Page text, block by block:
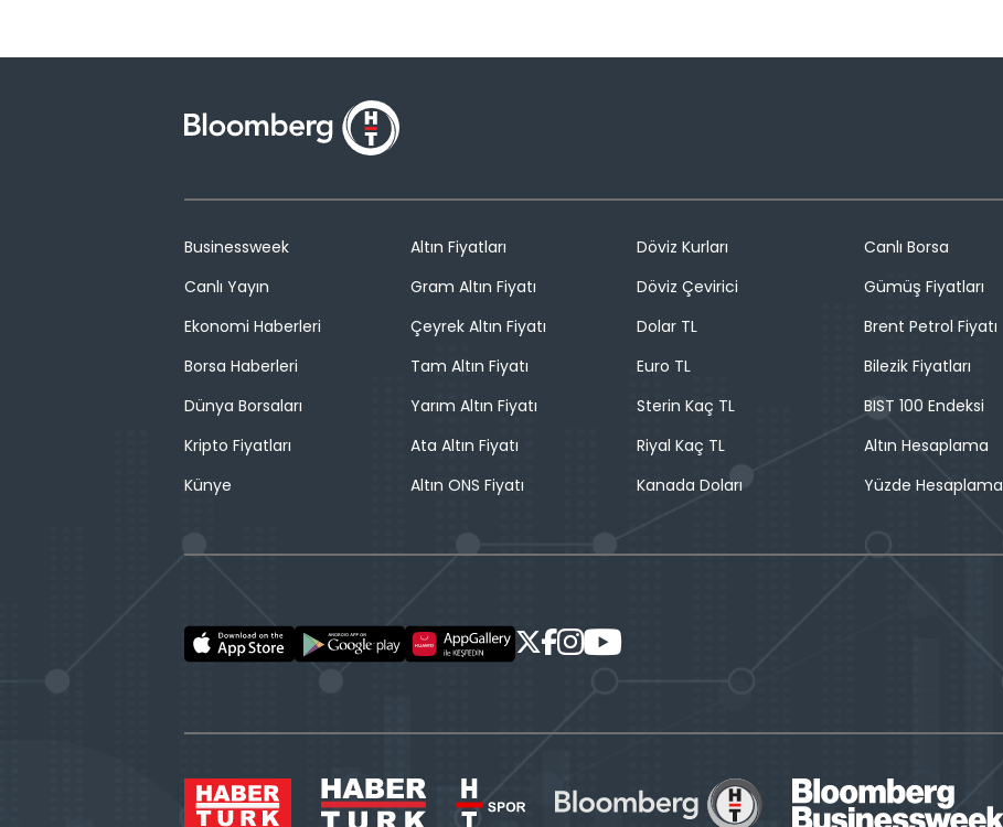
Businessweek
Canlı Yayın
Ekonomi Haberleri
Borsa Haberleri
Dünya Borsaları
Kripto Fiyatları
Künye
Altın Fiyatları
Gram Altın Fiyatı
Çeyrek Altın Fiyatı
Tam Altın Fiyatı
Yarım Altın Fiyatı
Ata Altın Fiyatı
Altın ONS Fiyatı
Döviz Kurları
Döviz Çevirici
Dolar TL
Euro TL
Sterin Kaç TL
Riyal Kaç TL
Kanada Doları
Canlı Borsa
Gümüş Fiyatları
Brent Petrol Fiyatı
Bilezik Fiyatları
BIST 100 Endeksi
Altın Hesaplama
Yüzde Hesaplama